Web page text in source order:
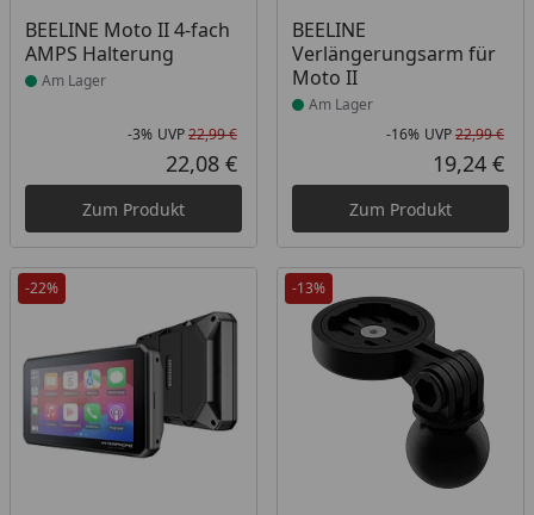
BEELINE Moto II 4-fach
AMPS Halterung
Produkt am Lager
Am Lager
Rabatt in Prozent
-3%
Ursprünglicher Preis
UVP22,99 €
Aktueller Preis
22,08 €
Zum Produkt
BEELINE
Verlängerungsarm für
Moto II
Produkt am Lager
Am Lager
-16% UVP22,99 €
19,24 €
Zum Produkt
-22% -13%